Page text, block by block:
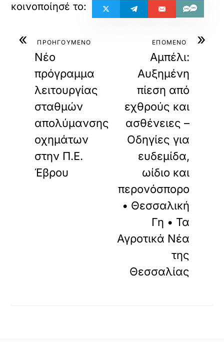
« ΠΡΟΗΓΟΥΜΕΝΟ
Νέο
πρόγραμμα
λειτουργίας
σταθμών
απολύμανσης
οχημάτων
στην Π.Ε.
Έβρου
»
ΕΠΟΜΕΝΟ
Αμπέλι:
Αυξημένη
πίεση από
εχθρούς και
ασθένειες –
Οδηγίες για
ευδεμίδα,
ωίδιο και
περονόσπορο
• Θεσσαλική
Γη • Τα
Αγροτικά Νέα
της
Θεσσαλίας